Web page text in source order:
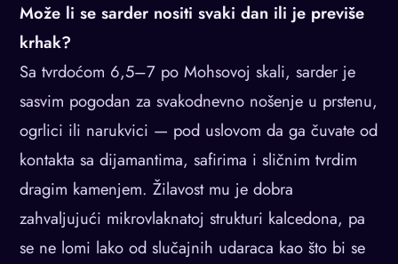
Može li se sarder nositi svaki dan ili je previše
krhak?
Sa tvrdoćom 6,5–7 po Mohsovoj skali, sarder je
sasvim pogodan za svakodnevno nošenje u prstenu,
ogrlici ili narukvici — pod uslovom da ga čuvate od
kontakta sa dijamantima, safirima i sličnim tvrdim
dragim kamenjem. Žilavost mu je dobra
zahvaljujući mikrovlaknatoj strukturi kalcedona, pa
se ne lomi lako od slučajnih udaraca kao što bi se